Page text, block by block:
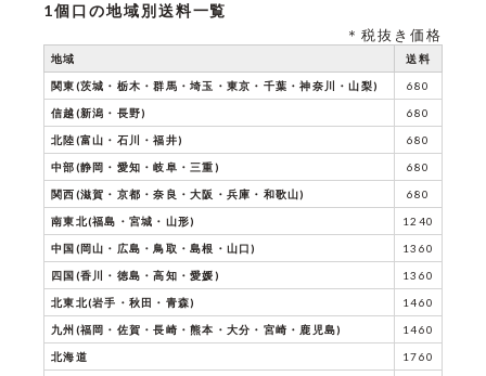
1個口の地域別送料一覧
＊税抜き価格
地域 送料
関東(茨城・栃木・群馬・埼玉・東京・千葉・神奈川・山梨) 680
信越(新潟・長野) 680
北陸(富山・石川・福井) 680
中部(静岡・愛知・岐阜・三重) 680
関西(滋賀・京都・奈良・大阪・兵庫・和歌山) 680
南東北(福島・宮城・山形) 1240
中国(岡山・広島・鳥取・島根・山口) 1360
四国(香川・徳島・高知・愛媛) 1360
北東北(岩手・秋田・青森) 1460
九州(福岡・佐賀・長崎・熊本・大分・宮崎・鹿児島) 1460
北海道 1760